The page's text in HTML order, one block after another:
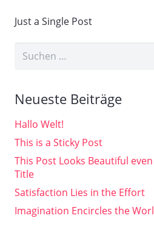
Just a Single Post
Suchen
Neueste Beiträge
Hallo Welt!
This is a Sticky Post
This Post Looks Beautiful
Title
Satisfaction Lies in the Effort
Imagination Encircles the